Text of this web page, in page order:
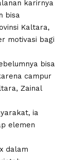
karirnya
bisa
Kaltara,
motivasi bagi
bisa
campur
Zainal
ia
elemen
dalam